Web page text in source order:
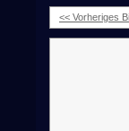
<< Vorheriges